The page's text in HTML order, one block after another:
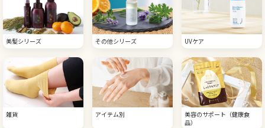
美髪シリーズ その他シリーズ UVケア
雑貨 アイテム別
美容のサポート（健康食
品）